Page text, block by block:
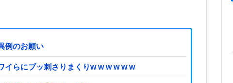
例のお願い
イらにブッ刺さりまくりw w w w w w